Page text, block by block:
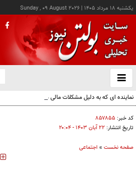
يکشنبه ۱۸ مرداد ۱۴۰۵ |
Sunday , 09 August 2026
باز
و
نماینده ای که به دلیل مشکلات مالی موبایلش را فروخت
کد خبر: ۸۵۷۸۵۵
تاریخ انتشار: ۲۲ آبان ۱۴۰۳ - ۲۰:۰۴
صفحه نخست » اجتماعی